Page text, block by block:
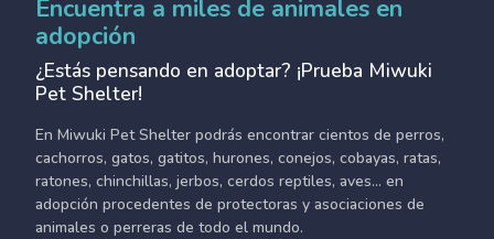
Encuentra a miles de animales en
adopción
¿Estás pensando en adoptar? ¡Prueba Miwuki
Pet Shelter!
En Miwuki Pet Shelter podrás encontrar cientos de perros,
cachorros, gatos, gatitos, hurones, conejos, cobayas, ratas,
ratones, chinchillas, jerbos, cerdos reptiles, aves... en
adopción procedentes de protectoras y asociaciones de
animales o perreras de todo el mundo.